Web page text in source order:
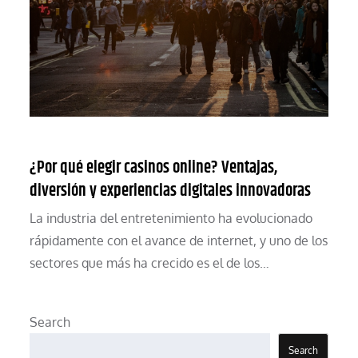
¿Por qué elegir casinos online? Ventajas,
diversión y experiencias digitales innovadoras
La industria del entretenimiento ha evolucionado
rápidamente con el avance de internet, y uno de los
sectores que más ha crecido es el de los…
Search
Search